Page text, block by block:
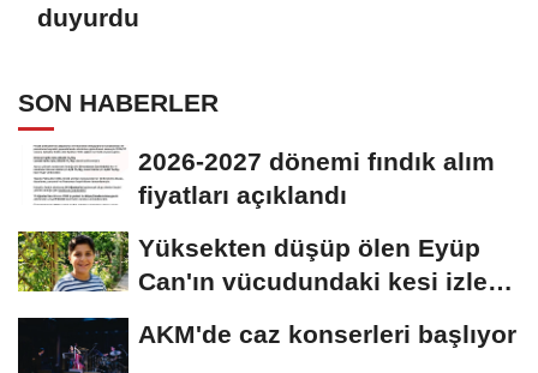
duyurdu
SON HABERLER
2026-2027 dönemi fındık alım
fiyatları açıklandı
Yüksekten düşüp ölen Eyüp
Can'ın vücudundaki kesi izleri
AKM'de caz konserleri başlıyor